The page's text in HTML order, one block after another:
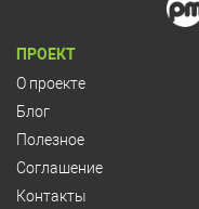
ПРОЕКТ
О проекте
Блог
Полезное
Соглашение
Контакты